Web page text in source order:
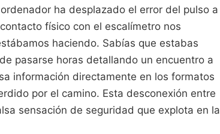
ha desplazado el error del pulso a
físico con el escalímetro nos
haciendo. Sabías que estabas
pasarse horas detallando un encuentro a
información directamente en los formatos
por el camino. Esta desconexión entre
sensación de seguridad que explota en la